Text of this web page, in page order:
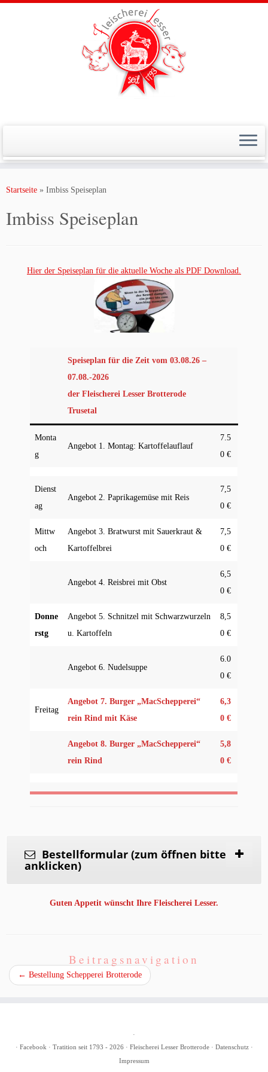
Inhalt
Startseite » Imbiss Speiseplan
Imbiss Speiseplan
Hier der Speiseplan für die aktuelle Woche als PDF Download.
Speiseplan für die Zeit vom 03.08.26 –
07.08.-2026
der Fleischerei Lesser Brotterode
Trusetal
Monta
g
Angebot 1. Montag: Kartoffelauflauf
7.5
0 €
Dienst
ag
Angebot 2. Paprikagemüse mit Reis
7,5
0 €
Mittw
och
Angebot 3. Bratwurst mit Sauerkraut &
Kartoffelbrei
7,5
0 €
Angebot 4. Reisbrei mit Obst
6,5
0 €
Donne
rstg
Angebot 5. Schnitzel mit Schwarzwurzeln
u. Kartoffeln
8,5
0 €
Angebot 6. Nudelsuppe
6.0
0 €
Freitag
Angebot 7. Burger „MacSchepperei“
rein Rind mit Käse
6,3
0 €
Angebot 8. Burger „MacSchepperei“
rein Rind
5,8
0 €
Bestellformular (zum öffnen bitte
anklicken)
Guten Appetit wünscht Ihre Fleischerei Lesser.
Beitragsnavigation
← Bestellung Schepperei Brotterode
·
· Facebook · Tratition seit 1793 - 2026 · Fleischerei Lesser Brotterode · Datenschutz·
Impressum